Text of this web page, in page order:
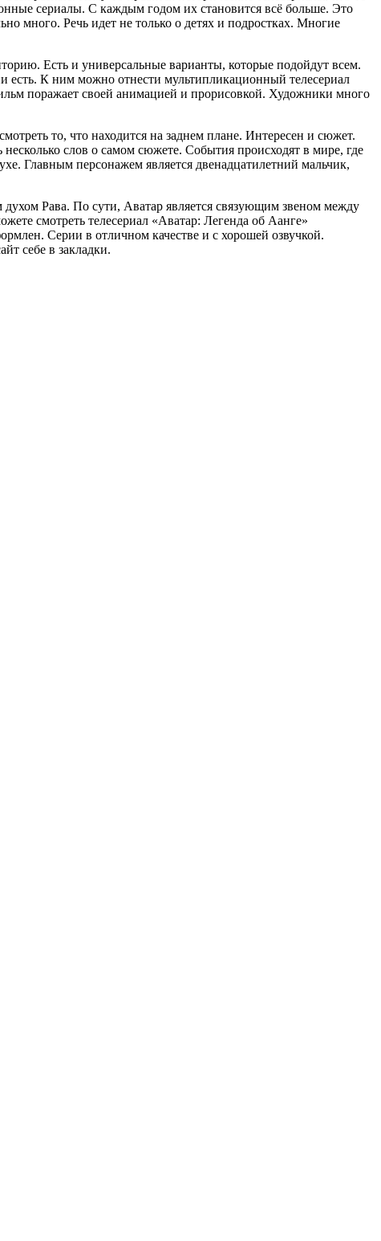
сериалы. С каждым годом их становится всё больше. Это
много. Речь идет не только о детях и подростках. Многие
Есть и универсальные варианты, которые подойдут всем.
есть. К ним можно отнести мультипликационный телесериал
поражает своей анимацией и прорисовкой. Художники много
то, что находится на заднем плане. Интересен и сюжет.
слов о самом сюжете. События происходят в мире, где
Главным персонажем является двенадцатилетний мальчик,
Рава. По сути, Аватар является связующим звеном между
смотреть телесериал «Аватар: Легенда об Аанге»
Серии в отличном качестве и с хорошей озвучкой.
себе в закладки.